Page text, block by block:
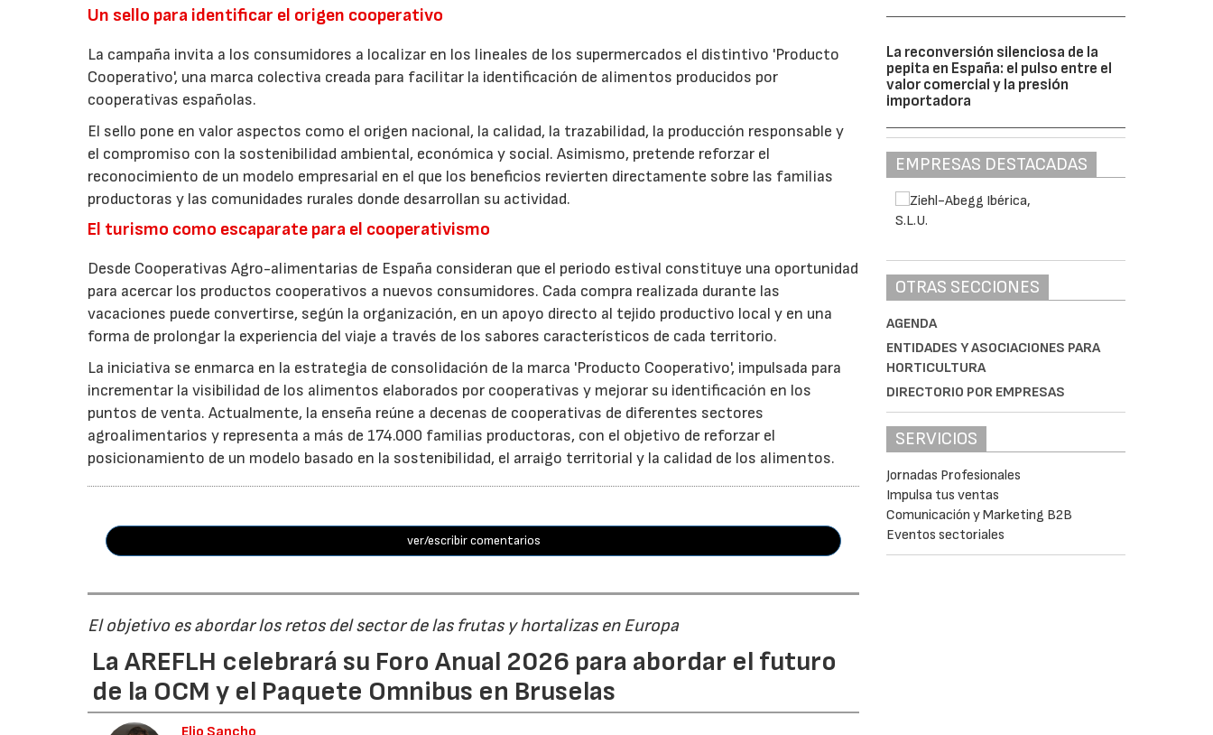
Un sello para identificar el origen cooperativo
La campaña invita a los consumidores a localizar en los lineales de los supermercados el distintivo 'Producto
Cooperativo', una marca colectiva creada para facilitar la identificación de alimentos producidos por
cooperativas españolas.
El sello pone en valor aspectos como el origen nacional, la calidad, la trazabilidad, la producción responsable y
el compromiso con la sostenibilidad ambiental, económica y social. Asimismo, pretende reforzar el
reconocimiento de un modelo empresarial en el que los beneficios revierten directamente sobre las familias
productoras y las comunidades rurales donde desarrollan su actividad.
El turismo como escaparate para el cooperativismo
Desde Cooperativas Agro-alimentarias de España consideran que el periodo estival constituye una oportunidad
para acercar los productos cooperativos a nuevos consumidores. Cada compra realizada durante las
vacaciones puede convertirse, según la organización, en un apoyo directo al tejido productivo local y en una
forma de prolongar la experiencia del viaje a través de los sabores característicos de cada territorio.
La iniciativa se enmarca en la estrategia de consolidación de la marca 'Producto Cooperativo', impulsada para
incrementar la visibilidad de los alimentos elaborados por cooperativas y mejorar su identificación en los
puntos de venta. Actualmente, la enseña reúne a decenas de cooperativas de diferentes sectores
agroalimentarios y representa a más de 174.000 familias productoras, con el objetivo de reforzar el
posicionamiento de un modelo basado en la sostenibilidad, el arraigo territorial y la calidad de los alimentos.
ver/escribir comentarios
El objetivo es abordar los retos del sector de las frutas y hortalizas en Europa
La AREFLH celebrará su Foro Anual 2026 para abordar el futuro
de la OCM y el Paquete Omnibus en Bruselas
La reconversión silenciosa de la
pepita en España: el pulso entre el
valor comercial y la presión
importadora
EMPRESAS DESTACADAS
OTRAS SECCIONES
AGENDA
ENTIDADES Y ASOCIACIONES PARA
HORTICULTURA
DIRECTORIO POR EMPRESAS
SERVICIOS
Jornadas Profesionales
Impulsa tus ventas
Comunicación y Marketing B2B
Eventos sectoriales